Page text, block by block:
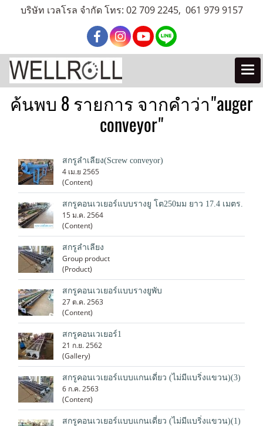
บริษัท เวลโรล จำกัด โทร: 02 709 2245, 061 979 9157
ค้นพบ 8 รายการ จากคำว่า"auger
conveyor"
สกรูลำเลียง(Screw conveyor)
4 เม.ย 2565
(Content)
สกรูคอนเวเยอร์แบบรางยู โต250มม ยาว 17.4 เมตร.
15 ม.ค. 2564
(Content)
สกรูลำเลียง
Group product
(Product)
สกรูคอนเวเยอร์แบบรางยูพับ
27 ต.ค. 2563
(Content)
สกรูคอนเวเยอร์1
21 ก.ย. 2562
(Gallery)
สกรูคอนเวเยอร์แบบแกนเดี่ยว (ไม่มีแบริ่งแขวน)(3)
6 ก.ค. 2563
(Content)
สกรูคอนเวเยอร์แบบแกนเดี่ยว (ไม่มีแบริ่งแขวน)(1)